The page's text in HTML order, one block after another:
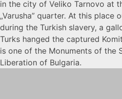
in the city of Veliko Tarnovo at
„Varusha” quarter. At this place
during the Turkish slavery, a
Turks hanged the captured
is one of the Monuments of the
Liberation of Bulgaria.